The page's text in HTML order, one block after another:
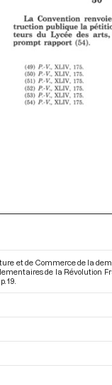
et de Commerce de la
de la Révolution
19.